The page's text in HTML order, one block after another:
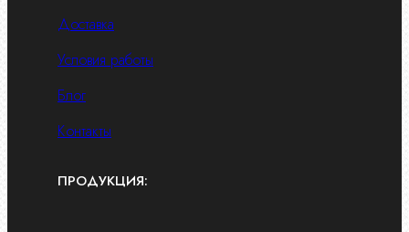
Доставка
Условия работы
Блог
Контакты
ПРОДУКЦИЯ: